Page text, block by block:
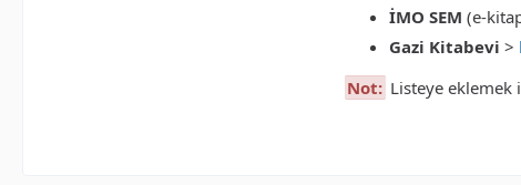
İMO SEM (e-
Gazi Kitabevi >
Not: Listeye eklemek